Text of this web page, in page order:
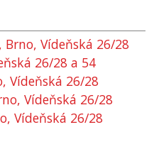
Vídeňská 26/28
26/28 a 54
Vídeňská 26/28
Vídeňská 26/28
Vídeňská 26/28